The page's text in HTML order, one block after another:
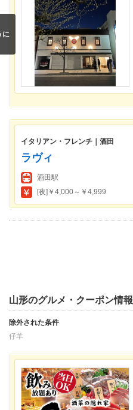
に
イタリアン・フレンチ｜酒田
ラヴィ
酒田駅
[夜]￥4,000～￥4,999
山形のグルメ・クーポン情報
除外された条件
仔羊